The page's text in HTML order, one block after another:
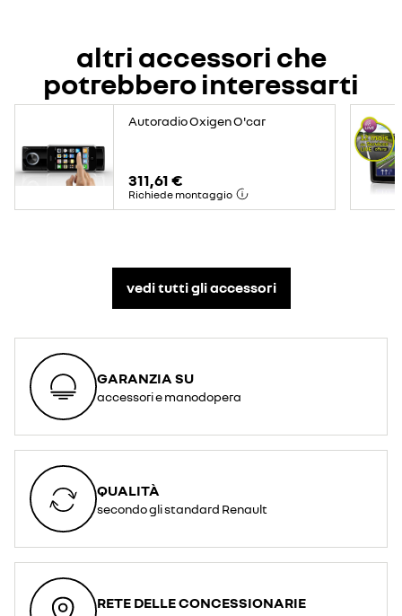
altri accessori che
potrebbero interessarti
Autoradio Oxigen O'car
311,61 €
Richiede montaggio
vedi tutti gli accessori​
GARANZIA SU
accessori e manodopera
QUALITÀ
secondo gli standard Renault
RETE DELLE CONCESSIONARIE